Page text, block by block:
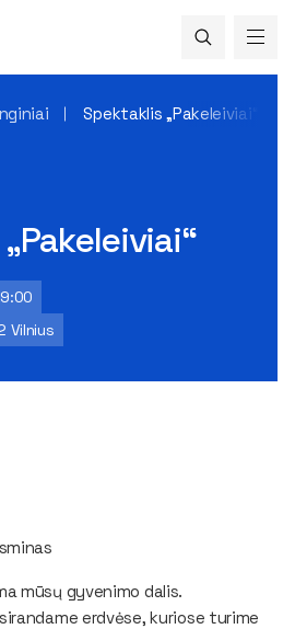
Spektaklis „Pakeleiviai“
Vilnius
mūsų gyvenimo dalis.
erdvėse, kuriose turime